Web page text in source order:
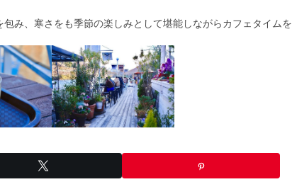
み、寒さをも季節の楽しみとして堪能しながらカフェタイムを